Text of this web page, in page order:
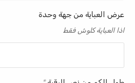
عرض العباية من جهة وحدة
اذا العباية كلوش فقط